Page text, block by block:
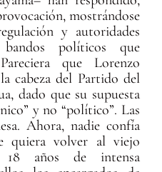
mostrándose
y autoridades
políticos que
que Lorenzo
cabeza del Partido del
dado que su supuesta
y no “político”. Las
Ahora, nadie confía
quiera volver al viejo
años de intensa